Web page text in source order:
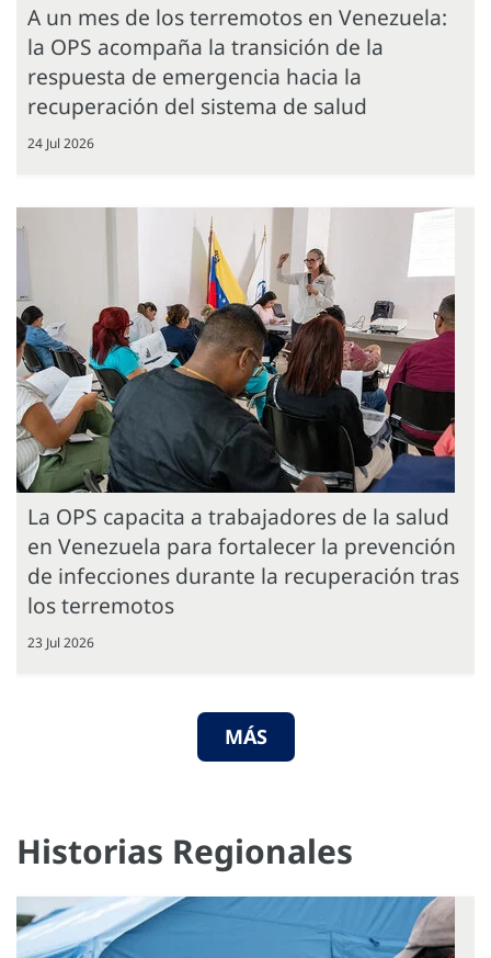
A un mes de los terremotos en Venezuela:
la OPS acompaña la transición de la
respuesta de emergencia hacia la
recuperación del sistema de salud
24 Jul 2026
La OPS capacita a trabajadores de la salud
en Venezuela para fortalecer la prevención
de infecciones durante la recuperación tras
los terremotos
23 Jul 2026
MÁS
Historias Regionales